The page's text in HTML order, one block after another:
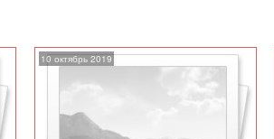
10 октябрь 2019